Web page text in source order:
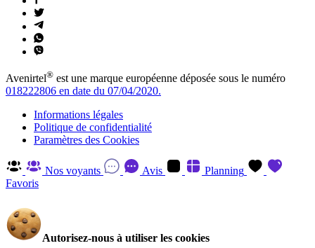
Avenirtel® est une marque européenne déposée sous le numéro
018222806 en date du 07/04/2020.
Informations légales
Politique de confidentialité
Paramètres des Cookies
Nos voyants Avis
Planning
Favoris
Autorisez-nous à utiliser les cookies